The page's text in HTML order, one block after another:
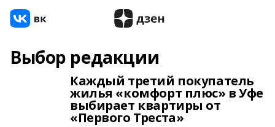
Выбор редакции
Каждый третий покупатель
жилья «комфорт плюс» в Уфе
выбирает квартиры от
«Первого Треста»